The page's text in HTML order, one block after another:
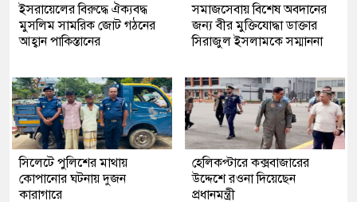
ইসরায়েলের বিরুদ্ধে ঐক্যবদ্ধ
মুসলিম সামরিক জোট গঠনের
আহ্বান পাকিস্তানের
সমাজসেবায় বিশেষ অবদানের
জন্য বীর মুক্তিযোদ্ধা ডাক্তার
সিরাজুল ইসলামকে সম্মাননা
সিলেটে পুলিশের মাথায়
কোপানোর ঘটনায় দুজন
কারাগারে
হেলিকপ্টারে কক্সবাজারের
উদ্দেশে রওনা দিয়েছেন
প্রধানমন্ত্রী